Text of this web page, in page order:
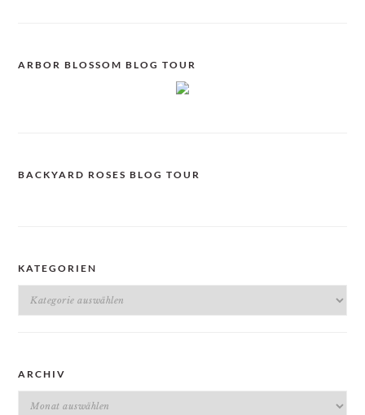
ARBOR BLOSSOM BLOG TOUR
BACKYARD ROSES BLOG TOUR
KATEGORIEN
Kategorien
ARCHIV
Archiv